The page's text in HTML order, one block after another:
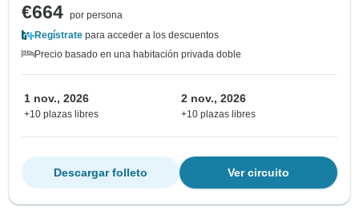
€664 por persona
Regístrate para acceder a los descuentos
Precio basado en una habitación privada doble
1 nov., 2026
+10 plazas libres
2 nov., 2026
+10 plazas libres
Ver circuito
Descargar folleto